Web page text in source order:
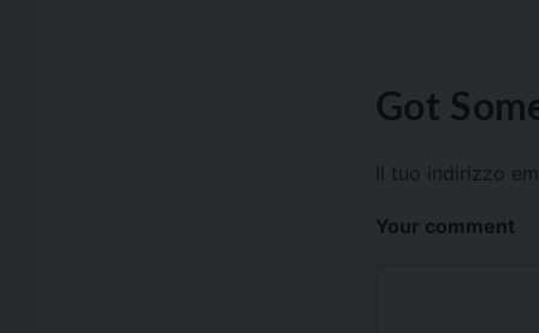
Got
Il tuo indirizzo
Your comment